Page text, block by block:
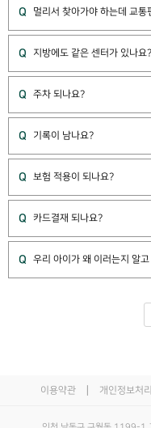
Q 멀리서 찾아가야 하는데 교통
Q 지방에도 같은 센터가 있나요?
Q 주차 되나요?
Q 기록이 남나요?
Q 보험 적용이 되나요?
Q 카드결재 되나요?
Q 우리 아이가 왜 이러는지 알
이용약관 개인정보처